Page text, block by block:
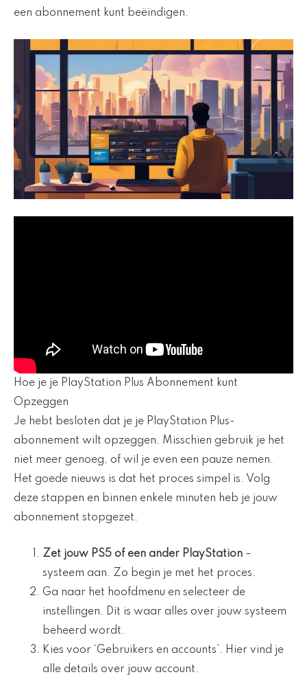
een abonnement kunt beëindigen.
Hoe je je PlayStation Plus Abonnement kunt
Opzeggen
Je hebt besloten dat je je PlayStation Plus-
abonnement wilt opzeggen. Misschien gebruik je het
niet meer genoeg, of wil je even een pauze nemen.
Het goede nieuws is dat het proces simpel is. Volg
deze stappen en binnen enkele minuten heb je jouw
abonnement stopgezet.
Zet jouw PS5 of een ander PlayStation –
systeem aan. Zo begin je met het proces.
Ga naar het hoofdmenu en selecteer de
instellingen. Dit is waar alles over jouw systeem
beheerd wordt.
Kies voor ‘Gebruikers en accounts’. Hier vind je
alle details over jouw account.